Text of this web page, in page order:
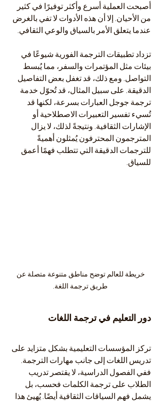
أصبحت العملية أسرع وأكثر توفيرًا في كثير
من الأحيان. إلا أن هذه الأدوات لا تفي بالغرض
عندما يتعلق الأمر بالسياق والوعي الثقافي.
تزداد تطبيقات الترجمة الفورية شيوعًا في
بيئات مثل المؤتمرات والسفر، مما يُبسط
التواصل. ومع ذلك، قد تغفل بعض التفاصيل
الدقيقة. على سبيل المثال، قد تُحوّل خدمة
ترجمة جوجل العبارات بسرعة، لكنها قد
تُسيء تفسير التعبيرات الاصطلاحية أو
الإشارات الثقافية. ونتيجةً لذلك، لا يزال
المترجمون المحترفون يُمثلون أهميةً
للترجمات الدقيقة التي تتطلب فهمًا أعمق
للسياق.
خريطة للعالم توضح مناطق متنوعة متصلة عن
طريق ترجمة اللغة.
دور التعليم في ترجمة اللغات
تركز المؤسسات التعليمية بشكل متزايد على
تدريس اللغات إلى جانب مهارات الترجمة.
ففي الفصول الدراسية، لا يقتصر تدريب
الطلاب على ترجمة الكلمات فحسب، بل
يشمل فهم السياقات الثقافية أيضًا. يُهيئ هذا